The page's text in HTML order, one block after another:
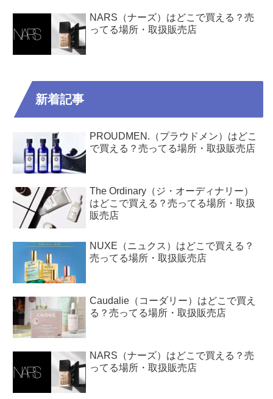
NARS（ナーズ）はどこで買える？売
ってる場所・取扱販売店
新着記事
PROUDMEN.（プラウドメン）はどこ
で買える？売ってる場所・取扱販売店
The Ordinary（ジ・オーディナリー）
はどこで買える？売ってる場所・取扱
販売店
NUXE（ニュクス）はどこで買える？
売ってる場所・取扱販売店
Caudalie（コーダリー）はどこで買え
る？売ってる場所・取扱販売店
NARS（ナーズ）はどこで買える？売
ってる場所・取扱販売店